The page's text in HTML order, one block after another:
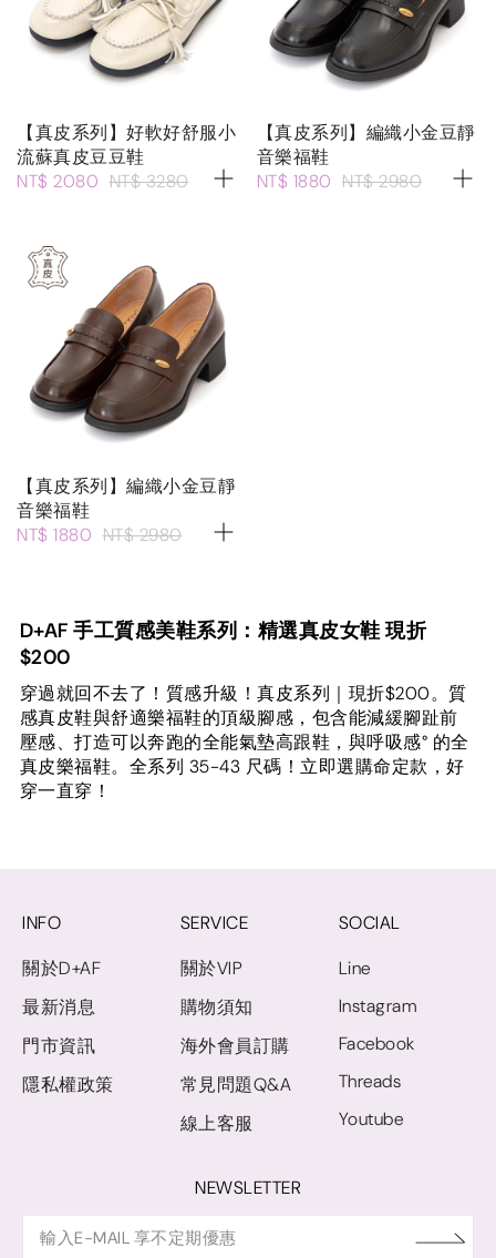
【真皮系列】好軟好舒服小
流蘇真皮豆豆鞋
NT$ 2080 NT$ 3280
【真皮系列】編織小金豆靜
音樂福鞋
NT$ 1880 NT$ 2980
【真皮系列】編織小金豆靜
音樂福鞋
NT$ 1880 NT$ 2980
D+AF 手工質感美鞋系列：精選真皮女鞋 現折
$200
穿過就回不去了！質感升級！真皮系列｜現折$200。質
感真皮鞋與舒適樂福鞋的頂級腳感，包含能減緩腳趾前
壓感、打造可以奔跑的全能氣墊高跟鞋，與呼吸感° 的全
真皮樂福鞋。全系列 35-43 尺碼！立即選購命定款，好
穿一直穿！
INFO
關於D+AF
最新消息
門市資訊
隱私權政策
SERVICE
關於VIP
購物須知
海外會員訂購
常見問題Q&A
線上客服
SOCIAL
Line
Instagram
Facebook
Threads
Youtube
NEWSLETTER